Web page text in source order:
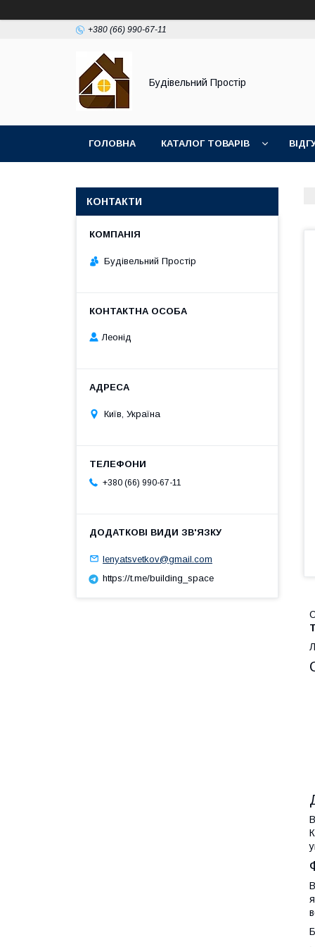
+380 (66) 990-67-11
Будівельний Простір
ГОЛОВНА КАТАЛОГ ТОВАРІВ
КОНТАКТИ
Будівельний Простір
Леонід
Київ, Україна
+380 (66) 990-67-11
lenyatsvetkov@gmail.com
https://t.me/building_space